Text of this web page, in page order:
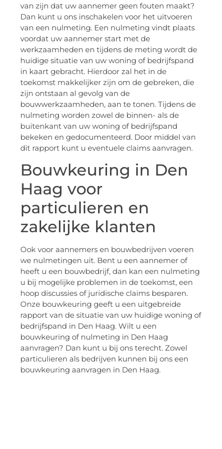
van zijn dat uw aannemer geen fouten maakt?
Dan kunt u ons inschakelen voor het uitvoeren
van een nulmeting. Een nulmeting vindt plaats
voordat uw aannemer start met de
werkzaamheden en tijdens de meting wordt de
huidige situatie van uw woning of bedrijfspand
in kaart gebracht. Hierdoor zal het in de
toekomst makkelijker zijn om de gebreken, die
zijn ontstaan al gevolg van de
bouwwerkzaamheden, aan te tonen. Tijdens de
nulmeting worden zowel de binnen- als de
buitenkant van uw woning of bedrijfspand
bekeken en gedocumenteerd. Door middel van
dit rapport kunt u eventuele claims aanvragen.
Bouwkeuring in Den
Haag voor
particulieren en
zakelijke klanten
Ook voor aannemers en bouwbedrijven voeren
we nulmetingen uit. Bent u een aannemer of
heeft u een bouwbedrijf, dan kan een nulmeting
u bij mogelijke problemen in de toekomst, een
hoop discussies of juridische claims besparen.
Onze bouwkeuring geeft u een uitgebreide
rapport van de situatie van uw huidige woning of
bedrijfspand in Den Haag. Wilt u een
bouwkeuring of nulmeting in Den Haag
aanvragen? Dan kunt u bij ons terecht. Zowel
particulieren als bedrijven kunnen bij ons een
bouwkeuring aanvragen in Den Haag.